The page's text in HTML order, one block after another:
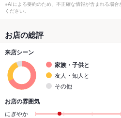
※AIによる要約のため、不正確な情報が含まれる場
ください。
お店の総評
来店シーン
家族・子供と
友人・知人と
その他
お店の雰囲気
にぎやか